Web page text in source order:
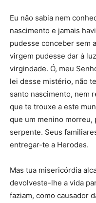
Eu não sabia nem
nascimento e jamais
pudesse conceber sem
virgem pudesse dar à
virgindade. Ó, meu
lei desse mistério, não
santo nascimento, nem
que te trouxe a este
que um menino morreu,
serpente. Seus
entregar-te a Herodes.
Mas tua misericórdia
devolveste-lhe a vida
faziam, como causador